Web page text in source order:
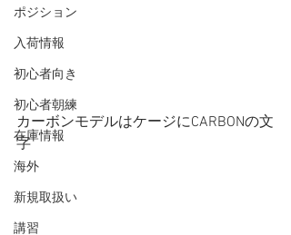
ポジション
入荷情報
初心者向き
初心者朝練
在庫情報
海外
新規取扱い
講習
カーボンモデルはケージにCARBONの文
字